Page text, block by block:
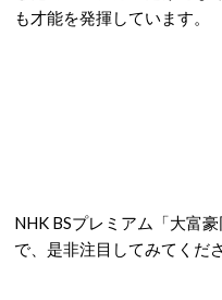
も才能を発揮しています。
NHK BSプレミアム「大富
で、是非注目してみてくださ